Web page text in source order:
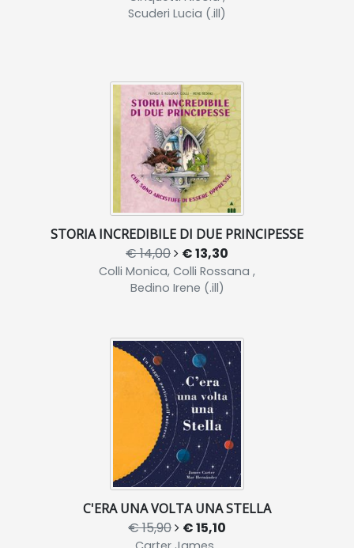
Scuderi Lucia (.ill)
STORIA INCREDIBILE DI DUE PRINCIPESSE
€ 14,00 € 13,30
Colli Monica, Colli Rossana ,
Bedino Irene (.ill)
C'ERA UNA VOLTA UNA STELLA
€ 15,90 € 15,10